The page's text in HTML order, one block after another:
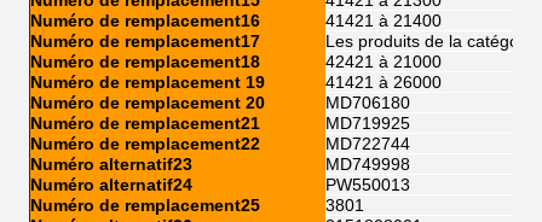
Numéro de remplacement16
41421 à 21400
Numéro de remplacement17
Les produits de la
Numéro de remplacement18
42421 à 21000
Numéro de remplacement 19
41421 à 26000
Numéro de remplacement 20
MD706180
Numéro de remplacement21
MD719925
Numéro de remplacement22
MD722744
Numéro alternatif23
MD749998
Numéro alternatif24
PW550013
Numéro de remplacement25
3801